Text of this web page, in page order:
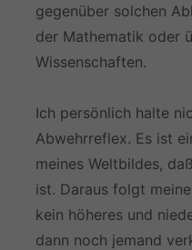
gegenüber solchen
der Mathematik oder
Wissenschaften.
Ich persönlich halte
Abwehrreflex. Es ist
meines Weltbildes,
ist. Daraus folgt
kein höheres und
dann noch jemand